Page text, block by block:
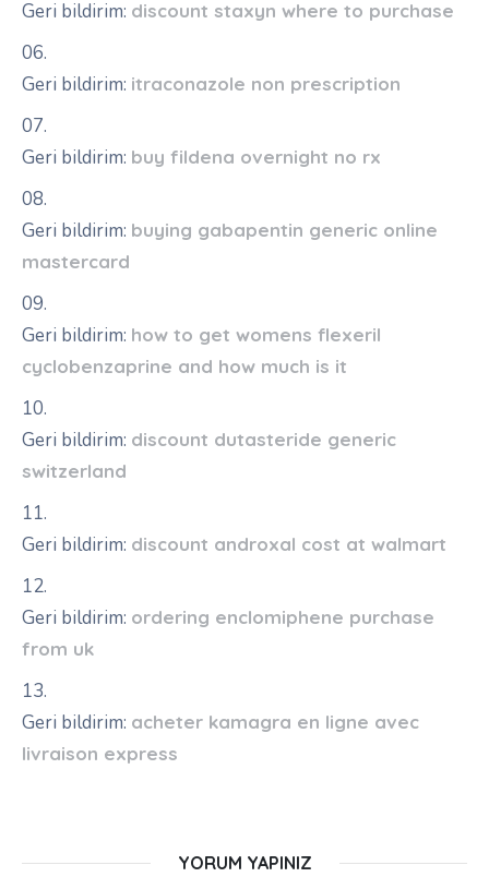
Geri bildirim: discount staxyn where to purchase
Geri bildirim: itraconazole non prescription
Geri bildirim: buy fildena overnight no rx
Geri bildirim: buying gabapentin generic online
mastercard
Geri bildirim: how to get womens flexeril
cyclobenzaprine and how much is it
Geri bildirim: discount dutasteride generic
switzerland
Geri bildirim: discount androxal cost at walmart
Geri bildirim: ordering enclomiphene purchase
from uk
Geri bildirim: acheter kamagra en ligne avec
livraison express
YORUM YAPINIZ